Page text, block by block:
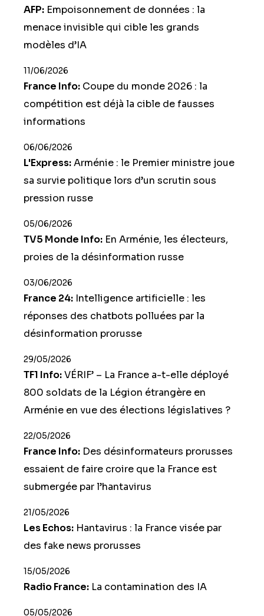
AFP: Empoisonnement de données : la
menace invisible qui cible les grands
modèles d’IA
11/06/2026
France Info: Coupe du monde 2026 : la
compétition est déjà la cible de fausses
informations
06/06/2026
L'Express:Arménie : le Premier ministre joue
sa survie politique lors d’un scrutin sous
pression russe
05/06/2026
TV5 Monde Info: En Arménie, les électeurs,
proies de la désinformation russe
03/06/2026
France 24: Intelligence artificielle : les
réponses des chatbots polluées par la
désinformation prorusse
29/05/2026
TF1 Info:VÉRIF’ – La France a-t-elle déployé
800 soldats de la Légion étrangère en
Arménie en vue des élections législatives ?
22/05/2026
France Info: Des désinformateurs prorusses
essaient de faire croire que la France est
submergée par l’hantavirus
21/05/2026
Les Echos: Hantavirus : la France visée par
des fake news prorusses
15/05/2026
Radio France: La contamination des IA
05/05/2026